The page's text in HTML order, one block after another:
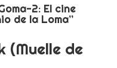
2: El cine
de la Loma”
(Muelle de